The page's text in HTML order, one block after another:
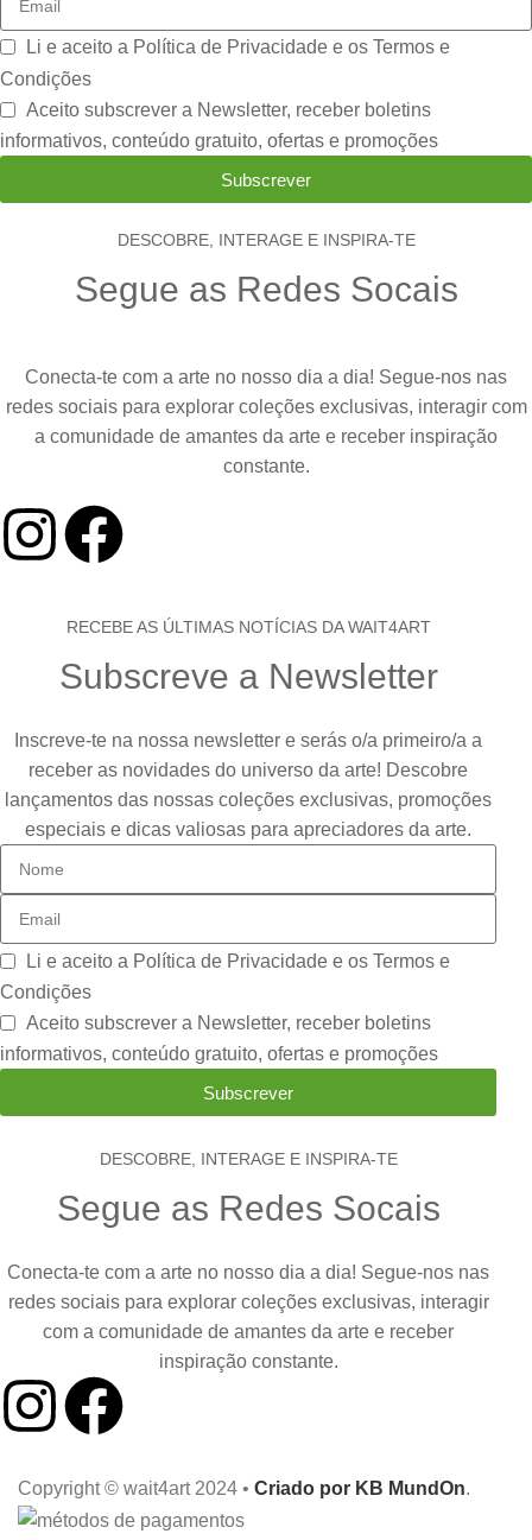
Li e aceito a Política de Privacidade e os Termos e
Condições
Aceito subscrever a Newsletter, receber boletins
informativos, conteúdo gratuito, ofertas e promoções
Subscrever
DESCOBRE, INTERAGE E INSPIRA-TE
Segue as Redes Socais
Conecta-te com a arte no nosso dia a dia! Segue-nos nas
redes sociais para explorar coleções exclusivas, interagir com
a comunidade de amantes da arte e receber inspiração
constante.
RECEBE AS ÚLTIMAS NOTÍCIAS DA WAIT4ART
Subscreve a Newsletter
Inscreve-te na nossa newsletter e serás o/a primeiro/a a
receber as novidades do universo da arte! Descobre
lançamentos das nossas coleções exclusivas, promoções
especiais e dicas valiosas para apreciadores da arte.
Li e aceito a Política de Privacidade e os Termos e
Condições
Aceito subscrever a Newsletter, receber boletins
informativos, conteúdo gratuito, ofertas e promoções
Subscrever
DESCOBRE, INTERAGE E INSPIRA-TE
Segue as Redes Socais
Conecta-te com a arte no nosso dia a dia! Segue-nos nas
redes sociais para explorar coleções exclusivas, interagir
com a comunidade de amantes da arte e receber
inspiração constante.
Copyright © wait4art 2024 • Criado por KB MundOn.